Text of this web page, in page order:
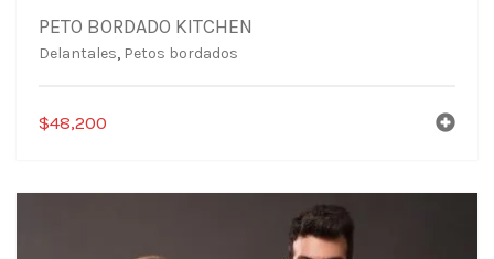
PETO BORDADO KITCHEN
Delantales, Petos bordados
$48,200